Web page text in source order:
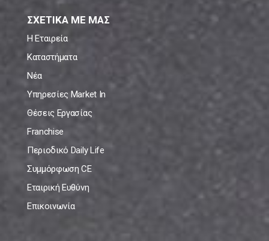
ΣΧΕΤΙΚΑ ΜΕ ΜΑΣ
Η Εταιρεία
Καταστήματα
Νέα
Υπηρεσίες Market In
Θέσεις Εργασίας
Franchise
Περιοδικό Daily Life
Συμμόρφωση CE
Εταιρική Ευθύνη
Επικοινωνία